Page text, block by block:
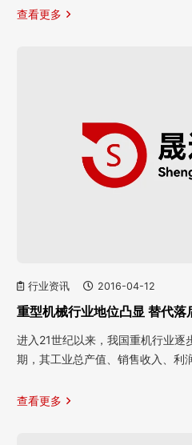
查看更多
行业资讯 2016-04-12
重型机械行业地位凸显 替代落
进入21世纪以来，我国重机行业逐
期，其工业总产值、销售收入、利
查看更多